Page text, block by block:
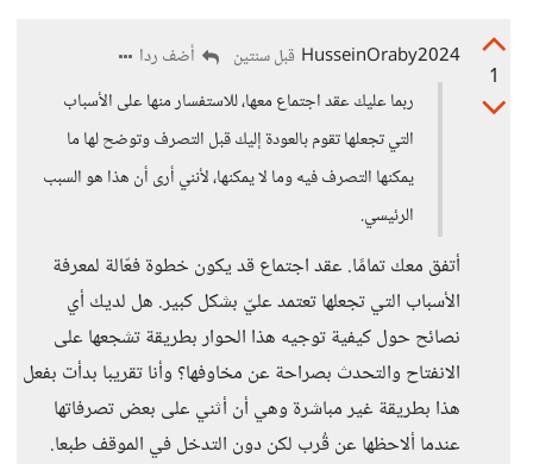
1
HusseinOraby2024 قبل سنتين
أضف ردا
ربما عليك عقد اجتماع معها، للاستفسار منها على الأسباب
التي تجعلها تقوم بالعودة إليك قبل التصرف وتوضح لها ما
يمكنها التصرف فيه وما لا يمكنها، لأنني أرى أن هذا هو السبب
الرئيسي.
أتفق معك تمامًا. عقد اجتماع قد يكون خطوة فعّالة لمعرفة
الأسباب التي تجعلها تعتمد عليّ بشكل كبير. هل لديك أي
نصائح حول كيفية توجيه هذا الحوار بطريقة تشجعها على
الانفتاح والتحدث بصراحة عن مخاوفها؟ وأنا تقريبا بدأت بفعل
هذا بطريقة غير مباشرة وهي أن أثني على بعض تصرفاتها
عندما ألاحظها عن قُرب لكن دون التدخل في الموقف طبعا.